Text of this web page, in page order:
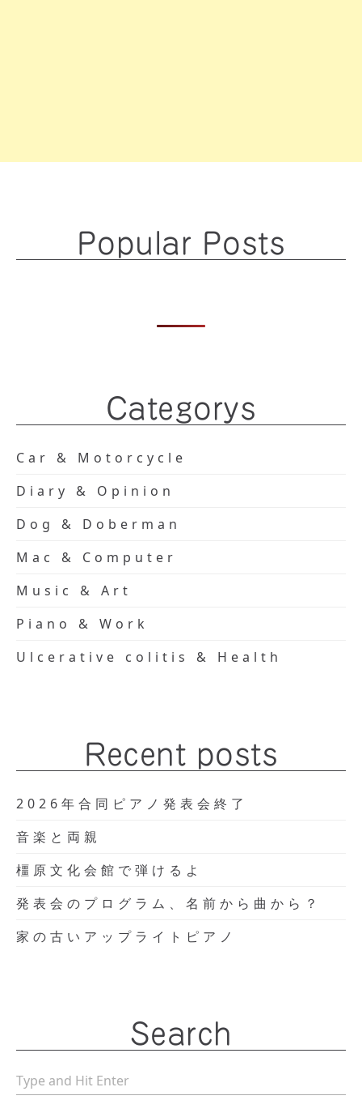
Popular Posts
Categorys
Car & Motorcycle
Diary & Opinion
Dog & Doberman
Mac & Computer
Music & Art
Piano & Work
Ulcerative colitis & Health
Recent posts
2026年合同ピアノ発表会終了
音楽と両親
橿原文化会館で弾けるよ
発表会のプログラム、名前から曲から？
家の古いアップライトピアノ
Search